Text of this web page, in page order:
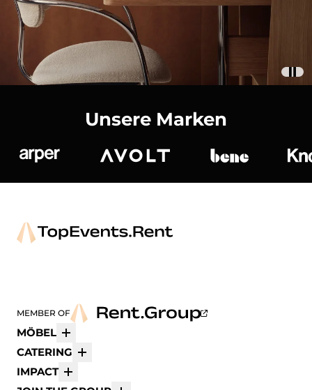
Unsere Marken
MEMBER OF
MÖBEL
CATERING
IMPACT